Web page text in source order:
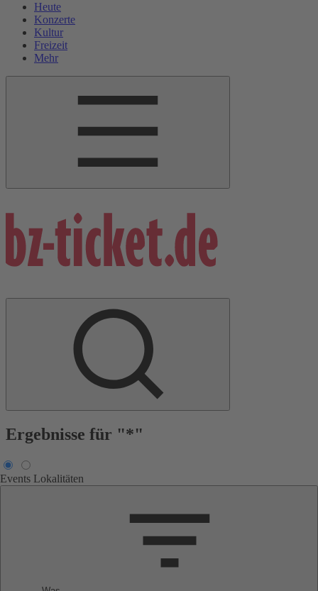
Heute
Konzerte
Kultur
Freizeit
Mehr
Ergebnisse für "*"
Events Lokalitäten